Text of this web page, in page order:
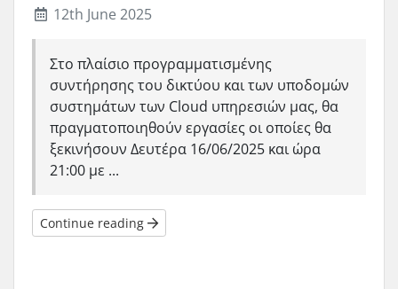
12th June 2025
Στο πλαίσιο προγραμματισμένης
συντήρησης του δικτύου και των υποδομών
συστημάτων των Cloud υπηρεσιών μας, θα
πραγματοποιηθούν εργασίες οι οποίες θα
ξεκινήσουν Δευτέρα 16/06/2025 και ώρα
21:00 με ...
Continue reading